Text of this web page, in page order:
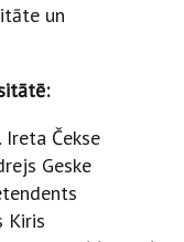
un
Ireta Čekse
Geske
Kiris